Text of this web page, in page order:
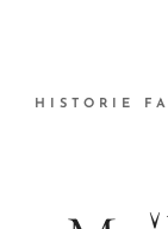
HISTORIE